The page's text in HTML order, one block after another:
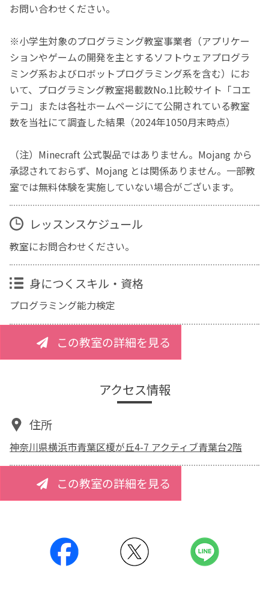
お問い合わせください。
※小学生対象のプログラミング教室事業者（アプリケー
ションやゲームの開発を主とするソフトウェアプログラ
ミング系およびロボットプログラミング系を含む）にお
いて、プログラミング教室掲載数No.1比較サイト「コエ
テコ」または各社ホームページにて公開されている教室
数を当社にて調査した結果（2024年1050月末時点）
（注）Minecraft 公式製品ではありません。Mojang から
承認されておらず、Mojang とは関係ありません。一部教
室では無料体験を実施していない場合がございます。
レッスンスケジュール
教室にお問合わせください。
身につくスキル・資格
プログラミング能力検定
この教室の詳細を見る
アクセス情報
住所
神奈川県横浜市青葉区榎が丘4-7 アクティブ青葉台2階
この教室の詳細を見る